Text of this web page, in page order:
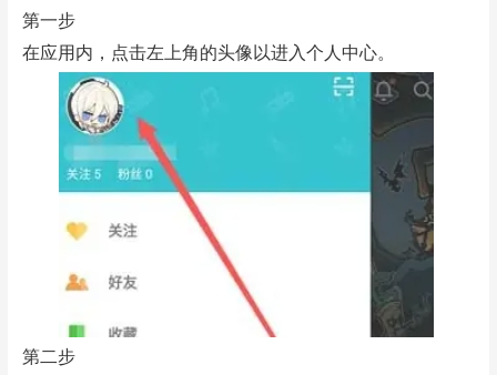
第一步
在应用内，点击左上角的头像以进入个人中心。
第二步